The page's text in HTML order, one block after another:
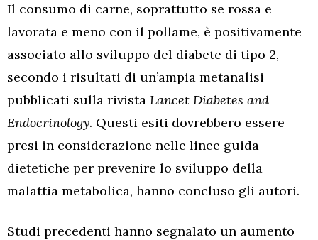
Il consumo di carne, soprattutto se rossa e
lavorata e meno con il pollame, è positivamente
associato allo sviluppo del diabete di tipo 2,
secondo i risultati di un’ampia metanalisi
pubblicati sulla rivista Lancet Diabetes and
Endocrinology. Questi esiti dovrebbero essere
presi in considerazione nelle linee guida
dietetiche per prevenire lo sviluppo della
malattia metabolica, hanno concluso gli autori.
Studi precedenti hanno segnalato un aumento